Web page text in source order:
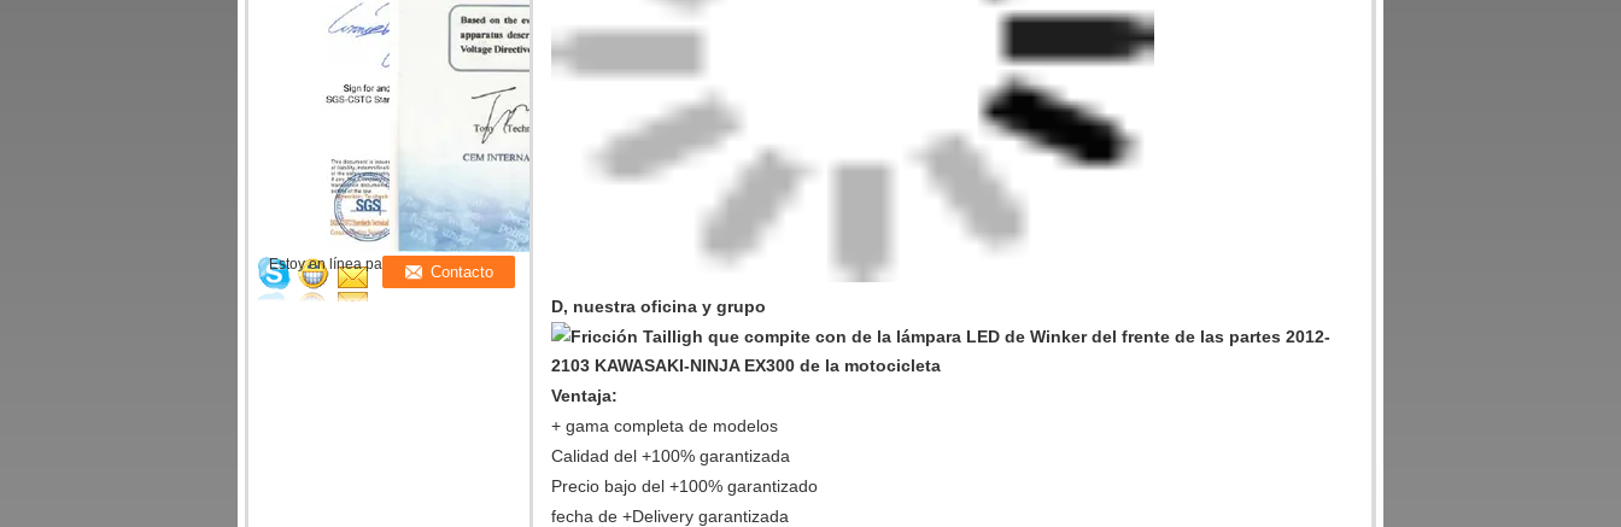
Estoy en línea para chatear ahora
D, nuestra oficina y grupo
Ventaja:
+ gama completa de modelos
Calidad del +100% garantizada
Precio bajo del +100% garantizado
fecha de +Delivery garantizada